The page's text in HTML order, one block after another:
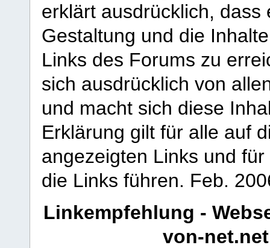
erklärt ausdrücklich,
Gestaltung und die
Links des Forums zu
sich ausdrücklich von
und macht sich diese
Erklärung gilt für alle auf
angezeigten Links und
die Links führen. Feb.
Linkempfehlung -
von-net.net